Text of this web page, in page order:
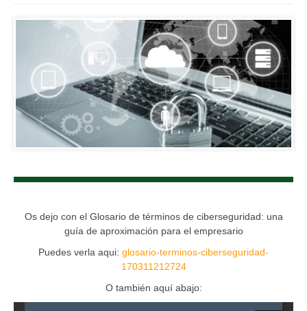
Os dejo con el Glosario de términos de ciberseguridad: una
guía de aproximación para el empresario
Puedes verla aqui: glosario-terminos-ciberseguridad-
170311212724
O también aquí abajo: